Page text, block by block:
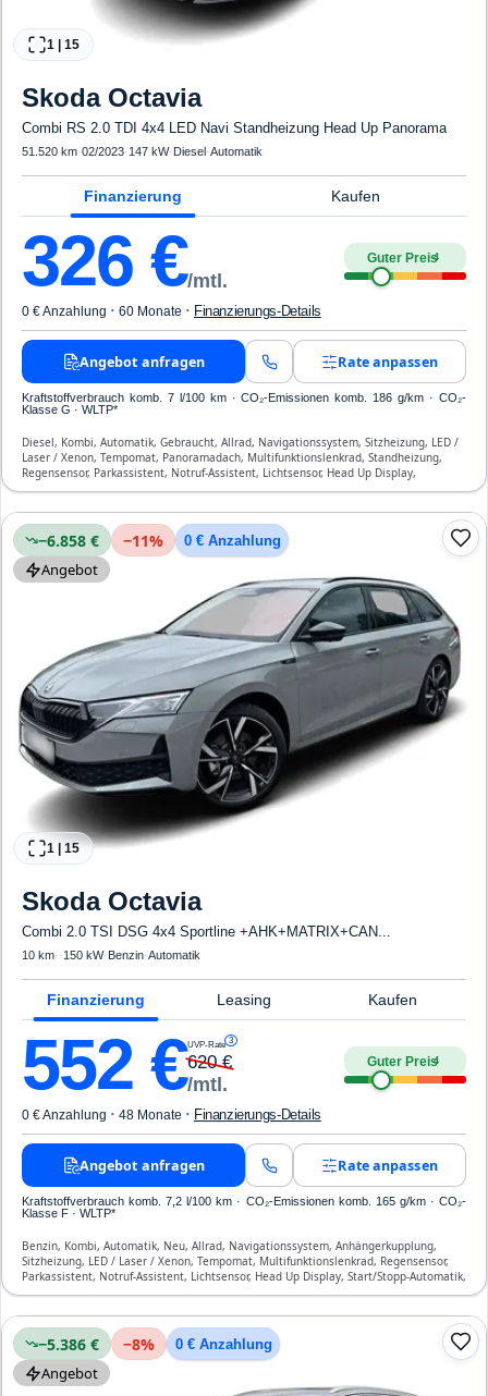
1 15
Skoda Octavia
Combi RS 2.0 TDI 4x4 LED Navi Standheizung Head Up Panorama
51.520 km·02/2023· 147 kW· Diesel·Automatik
Finanzierung Kaufen
326 €/mtl.
Guter Preis4
0 € Anzahlung · 60 Monate · Finanzierungs-Details
Angebot anfragen Rate anpassen
Kraftstoffverbrauch komb. 7 l/100 km · CO₂-Emissionen komb. 186 g/km · CO₂-
Klasse G · WLTP*
Diesel, Kombi, Automatik, Gebraucht, Allrad, Navigationssystem, Sitzheizung, LED /
Laser / Xenon, Tempomat, Panoramadach, Multifunktionslenkrad, Standheizung,
Regensensor, Parkassistent, Notruf-Assistent, Lichtsensor, Head Up Display,
Start/Stopp-Automatik, Bluetooth, Freisprecheinrichtung, Verkehrszeichen-
−6.858 € −11% 0 € Anzahlung
Angebot
1 15
Skoda Octavia
Combi 2.0 TSI DSG 4x4 Sportline +AHK+MATRIX+CAN...
10 km· · 150 kW· Benzin·Automatik
Finanzierung Leasing Kaufen
552 €UVP-Rate 3
620€
/mtl.
Guter Preis4
0 € Anzahlung · 48 Monate · Finanzierungs-Details
Angebot anfragen Rate anpassen
Kraftstoffverbrauch komb. 7,2 l/100 km · CO₂-Emissionen komb. 165 g/km · CO₂-
Klasse F · WLTP*
Benzin, Kombi, Automatik, Neu, Allrad, Navigationssystem, Anhängerkupplung,
Sitzheizung, LED / Laser / Xenon, Tempomat, Multifunktionslenkrad, Regensensor,
Parkassistent, Notruf-Assistent, Lichtsensor, Head Up Display, Start/Stopp-Automatik,
Verkehrszeichen-Erkennung, ESP, ABS, Klimaautomatik, Front- und Seiten-Airbags
−5.386 € −8% 0 € Anzahlung
Angebot